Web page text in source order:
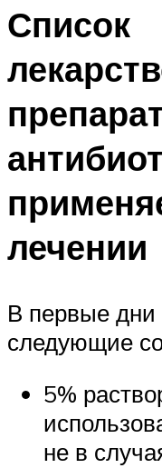
Список
лечении
В первые дни
следующие
5%
не в